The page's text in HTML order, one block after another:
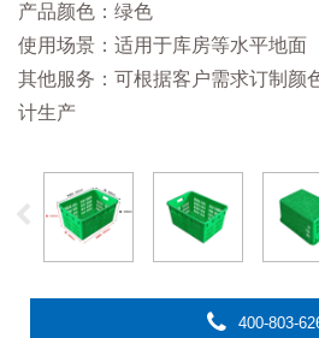
产品颜色：绿色
使用场景：适用于库房等水平地面
其他服务：可根据客户需求订制颜
计生产
400-803-